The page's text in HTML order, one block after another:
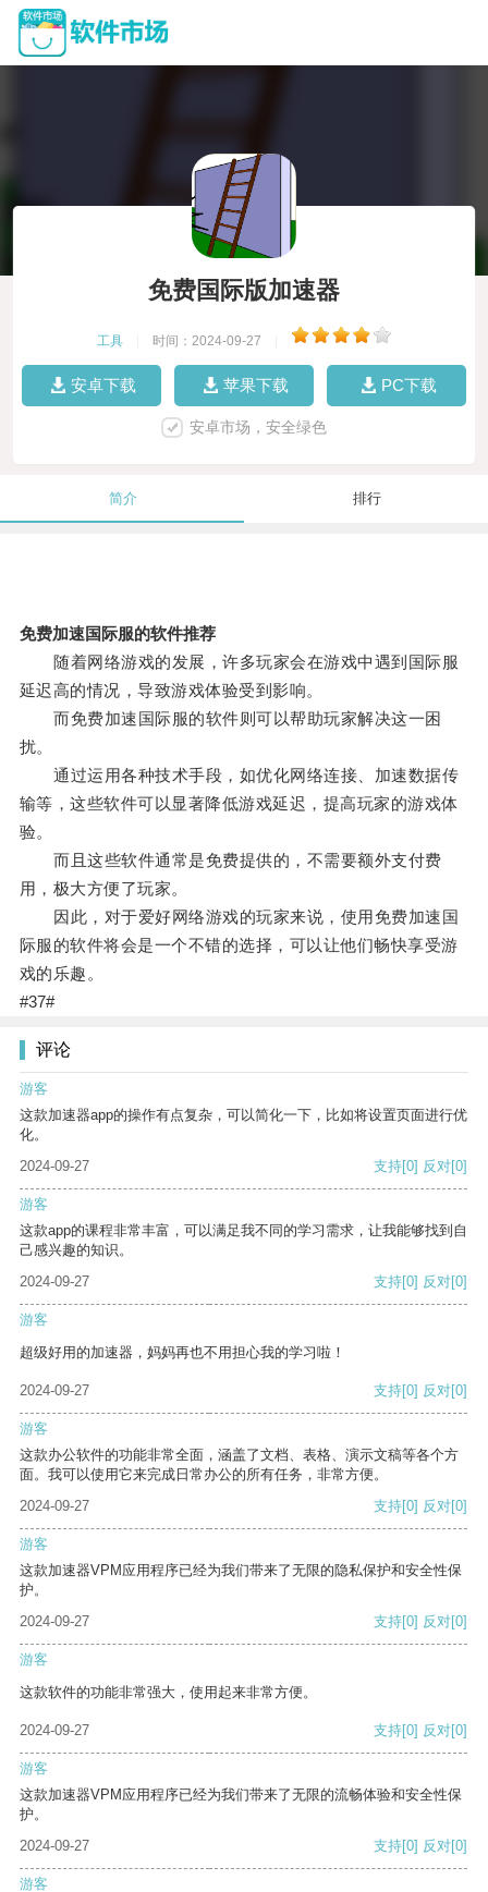
免费国际版加速器
工具 时间：2024-09-27
安卓下载 苹果下载 PC下载
安卓市场，安全绿色
简介 排行
免费加速国际服的软件推荐
随着网络游戏的发展，许多玩家会在游戏中遇到国际服
延迟高的情况，导致游戏体验受到影响。
而免费加速国际服的软件则可以帮助玩家解决这一困
扰。
通过运用各种技术手段，如优化网络连接、加速数据传
输等，这些软件可以显著降低游戏延迟，提高玩家的游戏体
验。
而且这些软件通常是免费提供的，不需要额外支付费
用，极大方便了玩家。
因此，对于爱好网络游戏的玩家来说，使用免费加速国
际服的软件将会是一个不错的选择，可以让他们畅快享受游
戏的乐趣。
#37#
评论
游客
这款加速器app的操作有点复杂，可以简化一下，比如将设置页面进行优
化。
2024-09-27
支持[0] 反对[0]
游客
这款app的课程非常丰富，可以满足我不同的学习需求，让我能够找到自
己感兴趣的知识。
2024-09-27
支持[0] 反对[0]
游客
超级好用的加速器，妈妈再也不用担心我的学习啦！
2024-09-27 支持[0] 反对[0]
游客
这款办公软件的功能非常全面，涵盖了文档、表格、演示文稿等各个方
面。我可以使用它来完成日常办公的所有任务，非常方便。
2024-09-27
支持[0] 反对[0]
游客
这款加速器VPM应用程序已经为我们带来了无限的隐私保护和安全性保
护。
2024-09-27
支持[0] 反对[0]
游客
这款软件的功能非常强大，使用起来非常方便。
2024-09-27 支持[0] 反对[0]
游客
这款加速器VPM应用程序已经为我们带来了无限的流畅体验和安全性保
护。
2024-09-27
支持[0] 反对[0]
游客